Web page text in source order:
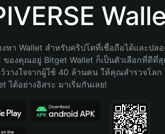
หา Wallet สำหรับคริปโตที่เชื่อถือได้และปล
ของคุณอยู่ Bitget Wallet ก็เป็นตัวเลือกที่ดี
วางใจจากผู้ใช้ 40 ล้านคน ให้คุณสำรวจโลก
ได้อย่างอิสระ มาเริ่มกันเลย!